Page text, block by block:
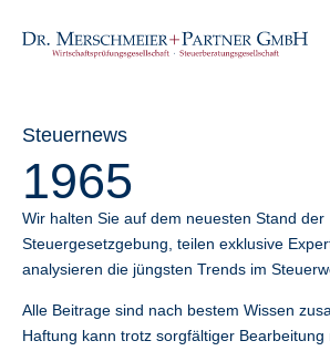
Steuernews
1965
Wir halten Sie auf dem neuesten Stand der
Steuergesetzgebung, teilen exklusive
analysieren die jüngsten Trends im
Alle Beitrage sind nach bestem Wissen
Haftung kann trotz sorgfältiger